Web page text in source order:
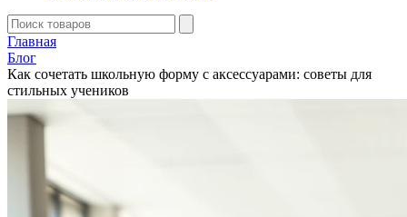
Главная
Блог
Как сочетать школьную форму с аксессуарами: советы для
стильных учеников